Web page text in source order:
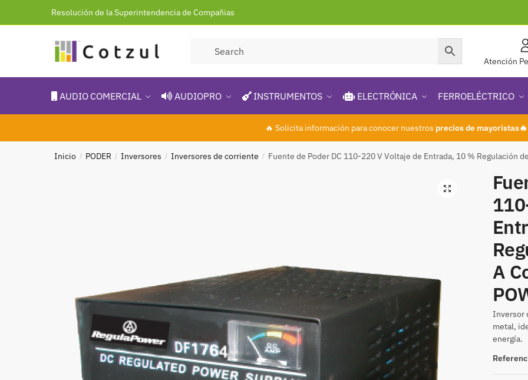
Resolución de la Superintendencia de Compañias
Atención
AUDIO COMERCIAL AUDIOPRO INSTRUMENTOS ELECTRÓNICA FERROELÉCTRICO
🔥 Solicita información para conocer nuestros precios de mayoristas🔥
Inicio / PODER / Inversores / Inversores de corriente / Fuente de Poder DC 110-220 V Voltaje de Entrada, 10 % Regulación
🔍
A
Inversor
metal,
energía.